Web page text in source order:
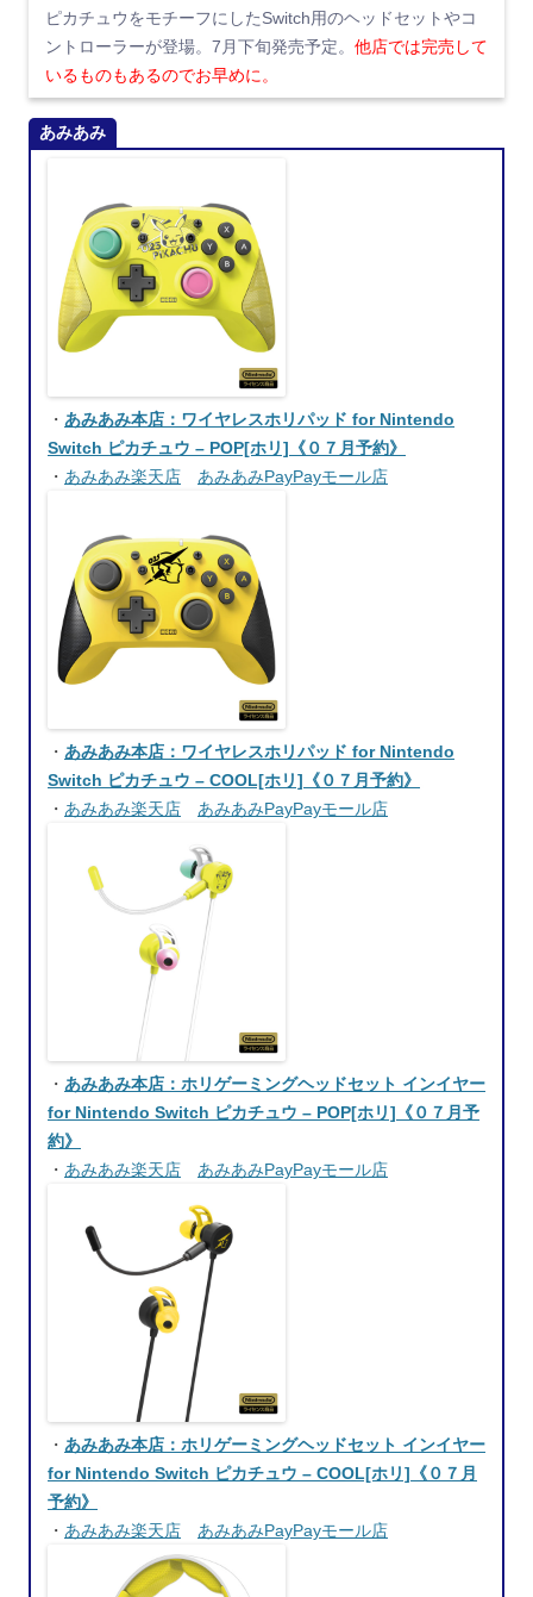
ピカチュウをモチーフにしたSwitch用のヘッドセットやコ
ントローラーが登場。7月下旬発売予定。 他店では完売して
いるものもあるのでお早めに。
あみあみ
・ あみあみ本店：ワイヤレスホリパッド for Nintendo
Switch ピカチュウ – POP[ホリ]《０７月予約》
・ あみあみ楽天店 あみあみPayPayモール店
・ あみあみ本店：ワイヤレスホリパッド for Nintendo
Switch ピカチュウ – COOL[ホリ]《０７月予約》
・ あみあみ楽天店 あみあみPayPayモール店
・ あみあみ本店：ホリゲーミングヘッドセット インイヤー
for Nintendo Switch ピカチュウ – POP[ホリ]《０７月予
約》
・ あみあみ楽天店 あみあみPayPayモール店
・ あみあみ本店：ホリゲーミングヘッドセット インイヤー
for Nintendo Switch ピカチュウ – COOL[ホリ]《０７月
予約》
・ あみあみ楽天店 あみあみPayPayモール店